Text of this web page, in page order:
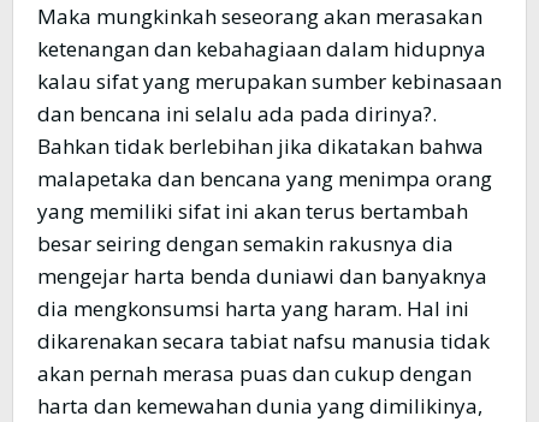
Maka mungkinkah seseorang akan merasakan
ketenangan dan kebahagiaan dalam hidupnya
kalau sifat yang merupakan sumber kebinasaan
dan bencana ini selalu ada pada dirinya?.
Bahkan tidak berlebihan jika dikatakan bahwa
malapetaka dan bencana yang menimpa orang
yang memiliki sifat ini akan terus bertambah
besar seiring dengan semakin rakusnya dia
mengejar harta benda duniawi dan banyaknya
dia mengkonsumsi harta yang haram. Hal ini
dikarenakan secara tabiat nafsu manusia tidak
akan pernah merasa puas dan cukup dengan
harta dan kemewahan dunia yang dimilikinya,